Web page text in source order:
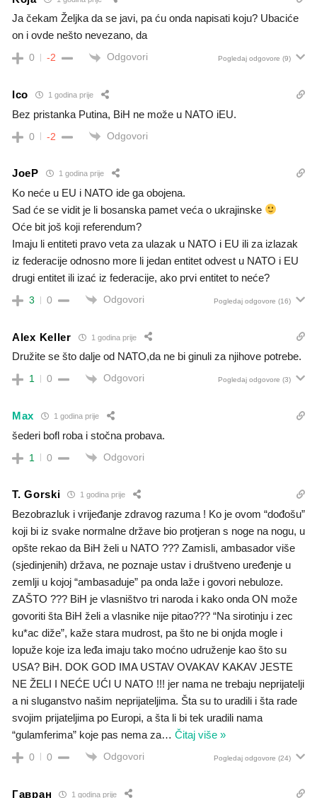
Ja čekam Željka da se javi, pa ću onda napisati koju? Ubaciće
on i ovde nešto nevezano, da
0 -2 Odgovori Pogledaj odgovore (9)
Ico 1 godina prije
Bez pristanka Putina, BiH ne može u NATO iEU.
0 -2 Odgovori
JoeP 1 godina prije
Ko neće u EU i NATO ide ga obojena.
Sad će se vidit je li bosanska pamet veća o ukrajinske
Oće bit još koji referendum?
Imaju li entiteti pravo veta za ulazak u NATO i EU ili za izlazak
iz federacije odnosno more li jedan entitet odvest u NATO i EU
drugi entitet ili izać iz federacije, ako prvi entitet to neće?
3 0 Odgovori Pogledaj odgovore (16)
Alex Keller 1 godina prije
Družite se što dalje od NATO,da ne bi ginuli za njihove potrebe.
1 0 Odgovori Pogledaj odgovore (3)
Max 1 godina prije
šederi bofl roba i stočna probava.
1 0 Odgovori
T. Gorski 1 godina prije
Bezobrazluk i vrijeđanje zdravog razuma ! Ko je ovom “dođošu”
koji bi iz svake normalne države bio protjeran s noge na nogu, u
opšte rekao da BiH želi u NATO ??? Zamisli, ambasador više
(sjedinjenih) država, ne poznaje ustav i društveno uređenje u
zemlji u kojoj “ambasaduje” pa onda laže i govori nebuloze.
ZAŠTO ??? BiH je vlasništvo tri naroda i kako onda ON može
govoriti šta BiH želi a vlasnike nije pitao??? “Na sirotinju i zec
ku*ac diže”, kaže stara mudrost, pa što ne bi onjda mogle i
lopuže koje iza leđa imaju tako moćno udruženje kao što su
USA? BiH. DOK GOD IMA USTAV OVAKAV KAKAV JESTE
NE ŽELI I NEĆE UĆI U NATO !!! jer nama ne trebaju neprijatelji
a ni sluganstvo našim neprijateljima. Šta su to uradili i šta rade
svojim prijateljima po Europi, a šta li bi tek uradili nama
“gulamferima” koje pas nema za… Čitaj više »
0 0 Odgovori Pogledaj odgovore (24)
Гавран 1 godina prije